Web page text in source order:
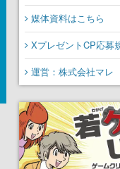
媒体資料はこちら
XプレゼントCP応募
運営：株式会社マレ